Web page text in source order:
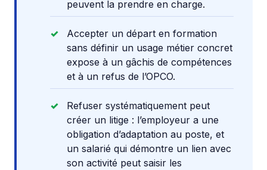
peuvent la prendre en charge.
Accepter un départ en formation
sans définir un usage métier concret
expose à un gâchis de compétences
et à un refus de l’OPCO.
Refuser systématiquement peut
créer un litige : l’employeur a une
obligation d’adaptation au poste, et
un salarié qui démontre un lien avec
son activité peut saisir les